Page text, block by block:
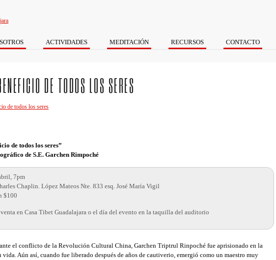
ACTIVIDADES MEDITACIÓN RECURSOS CONTACTO
DE TODOS LOS SERES
de todos los seres”
de S.E. Garchen Rimpoché
7pm
Chaplin. López Mateos Nte. 833 esq. José María Vigil
$100
en Casa Tibet Guadalajara o el día del evento en la taquilla del auditorio
el conflicto de la Revolución Cultural China, Garchen Triptrul Rinpoché fue aprisionado en la
vida. Aún así, cuando fue liberado después de años de cautiverio, emergió como un maestro muy